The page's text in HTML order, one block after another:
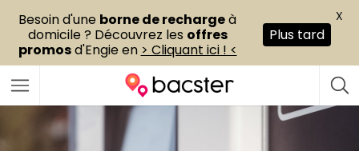
Besoin d'une borne de rechargeà
domicile ? Découvrez les offres
promosd'Engie en > Cliquant ici ! <
Plus tard
X